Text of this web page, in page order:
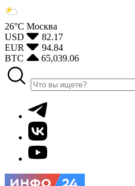
26°С Москва
USD
82.17
EUR
94.84
BTC
65,039.06